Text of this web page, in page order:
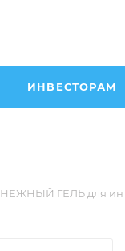
ИНВЕСТОРАМ
НЕЖНЫЙ ГЕЛЬ для